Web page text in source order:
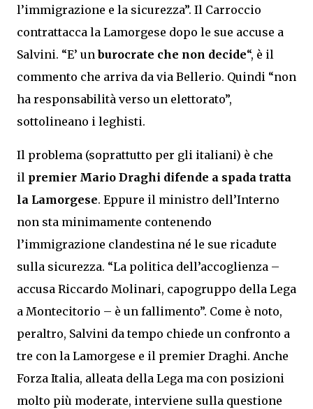
l’immigrazione e la sicurezza”. Il Carroccio
contrattacca la Lamorgese dopo le sue accuse a
Salvini. “E’ unburocrate che non decide“, è il
commento che arriva da via Bellerio. Quindi “non
ha responsabilità verso un elettorato”,
sottolineano i leghisti.
Il problema (soprattutto per gli italiani) è che
il premier Mario Draghi difende a spada tratta
la Lamorgese. Eppure il ministro dell’Interno
non sta minimamente contenendo
l’immigrazione clandestina né le sue ricadute
sulla sicurezza. “La politica dell’accoglienza –
accusa Riccardo Molinari, capogruppo della Lega
a Montecitorio – è un fallimento”. Come è noto,
peraltro, Salvini da tempo chiede un confronto a
tre con la Lamorgese e il premier Draghi. Anche
Forza Italia, alleata della Lega ma con posizioni
molto più moderate, interviene sulla questione